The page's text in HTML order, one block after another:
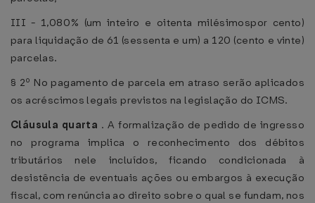
III - 1,080% (um inteiro e oitenta milésimospor cento)
para liquidação de 61 (sessenta e um) a 120 (cento e vinte)
parcelas.
§ 2º No pagamento de parcela em atraso serão aplicados
os acréscimos legais previstos na legislação do ICMS.
Cláusula quarta . A formalização de pedido de ingresso
no programa implica o reconhecimento dos débitos
tributários nele incluídos, ficando condicionada à
desistência de eventuais ações ou embargos à execução
fiscal, com renúncia ao direito sobre o qual se fundam, nos